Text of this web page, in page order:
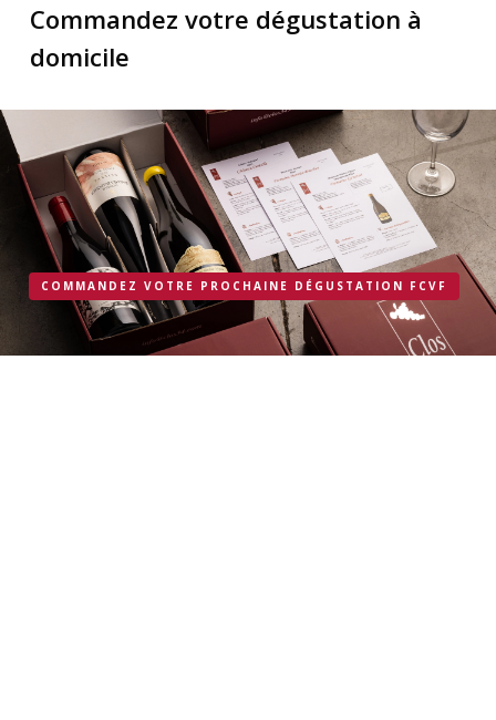
Commandez votre dégustation à
domicile
COMMANDEZ VOTRE PROCHAINE DÉGUSTATION FCVF